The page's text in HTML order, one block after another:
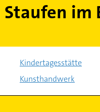
im
Kindertagesstätte
Kunsthandwerk